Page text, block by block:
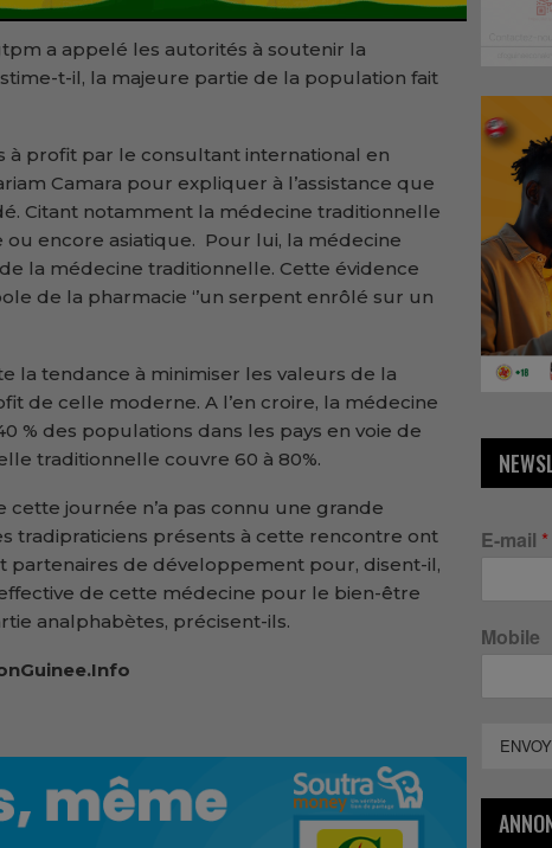
a appelé les autorités à soutenir la
t-il, la majeure partie de la population fait
à profit par le consultant international en
Camara pour expliquer à l’assistance que
Citant notamment la médecine traditionnelle
ou encore asiatique. Pour lui, la médecine
la médecine traditionnelle. Cette évidence
de la pharmacie ‘’un serpent enrôlé sur un
la tendance à minimiser les valeurs de la
de celle moderne. A l’en croire, la médecine
% des populations dans les pays en voie de
traditionnelle couvre 60 à 80%.
journée n’a pas connu une grande
tradipraticiens présents à cette rencontre ont
partenaires de développement pour, disent-il,
de cette médecine pour le bien-être
analphabètes, précisent-ils.
E-mail *
Mobile